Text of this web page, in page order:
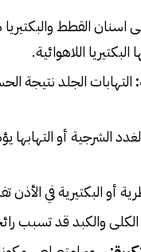
اسنان القطط
اللاهوائية.
التهابات الجلد نتيجة
الشرجية أو
أو البكتيرية في
والكبد قد تسبب